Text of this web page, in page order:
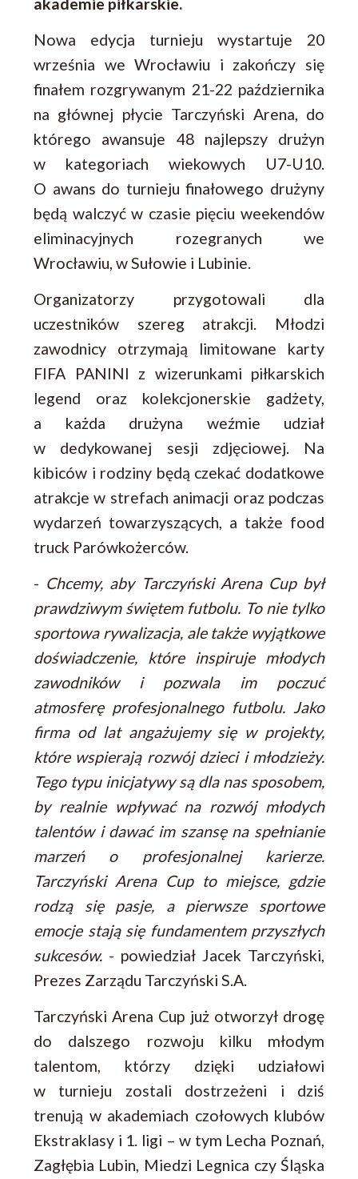
Nowa edycja turnieju wystartuje 20
września we Wrocławiu i zakończy się
finałem rozgrywanym 21-22 października
na głównej płycie Tarczyński Arena, do
którego awansuje 48 najlepszy drużyn
w kategoriach wiekowych U7-U10.
O awans do turnieju finałowego drużyny
będą walczyć w czasie pięciu weekendów
eliminacyjnych rozegranych we
Wrocławiu, w Sułowie i Lubinie.
Organizatorzy przygotowali dla
uczestników szereg atrakcji. Młodzi
zawodnicy otrzymają limitowane karty
FIFA PANINI z wizerunkami piłkarskich
legend oraz kolekcjonerskie gadżety,
a każda drużyna weźmie udział
w dedykowanej sesji zdjęciowej. Na
kibiców i rodziny będą czekać dodatkowe
atrakcje w strefach animacji oraz podczas
wydarzeń towarzyszących, a także food
truck Parówkożerców.
- Chcemy, aby Tarczyński Arena Cup był
prawdziwym świętem futbolu. To nie tylko
sportowa rywalizacja, ale także wyjątkowe
doświadczenie, które inspiruje młodych
zawodników i pozwala im poczuć
atmosferę profesjonalnego futbolu. Jako
firma od lat angażujemy się w projekty,
które wspierają rozwój dzieci i młodzieży.
Tego typu inicjatywy są dla nas sposobem,
by realnie wpływać na rozwój młodych
talentów i dawać im szansę na spełnianie
marzeń o profesjonalnej karierze.
Tarczyński Arena Cup to miejsce, gdzie
rodzą się pasje, a pierwsze sportowe
emocje stają się fundamentem przyszłych
sukcesów. - powiedział Jacek Tarczyński,
Prezes Zarządu Tarczyński S.A.
Tarczyński Arena Cup już otworzył drogę
do dalszego rozwoju kilku młodym
talentom, którzy dzięki udziałowi
w turnieju zostali dostrzeżeni i dziś
trenują w akademiach czołowych klubów
Ekstraklasy i 1. ligi – w tym Lecha Poznań,
Zagłębia Lubin, Miedzi Legnica czy Śląska